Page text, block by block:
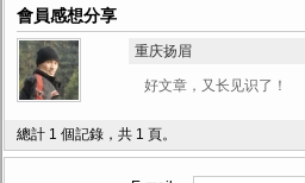
會員感想分享
重庆扬眉
好文章，又长见识了！
總計 1 個記錄，共 1 頁。